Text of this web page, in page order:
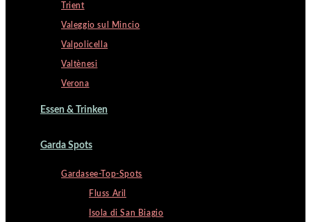
Trient
Valeggio sul Mincio
Valpolicella
Valtènesi
Verona
Essen & Trinken
Garda Spots
Gardasee-Top-Spots
Fluss Aril
Isola di San Biagio